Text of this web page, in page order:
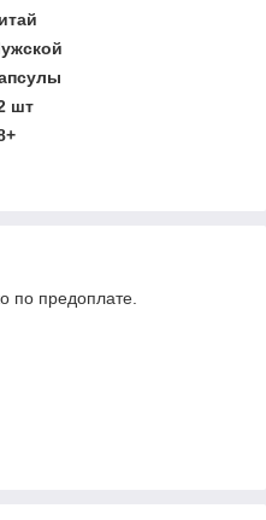
шт
по предоплате.